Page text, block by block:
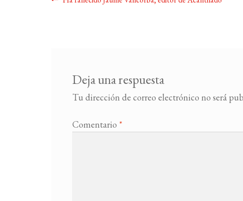
Deja una respuesta
Tu dirección de correo electrónico no será
Comentario *